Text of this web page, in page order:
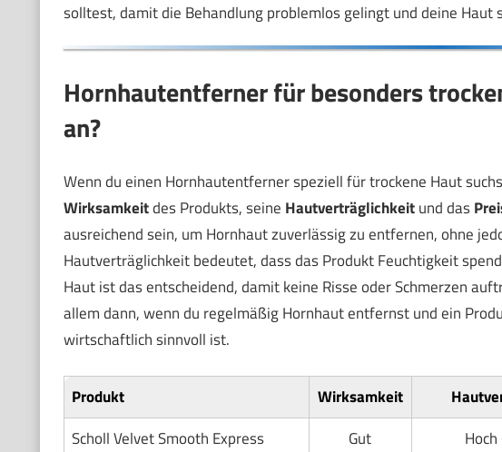
solltest, damit die Behandlung problemlos gelingt und deine Haut
Hornhautentferner für besonders
an?
Wenn du einen Hornhautentferner speziell für trockene Haut
Wirksamkeitdes Produkts, seine Hautverträglichkeitund das
ausreichend sein, um Hornhaut zuverlässig zu entfernen, ohne
Hautverträglichkeit bedeutet, dass das Produkt Feuchtigkeit
Haut ist das entscheidend, damit keine Risse oder Schmerzen
allem dann, wenn du regelmäßig Hornhaut entfernst und ein
wirtschaftlich sinnvoll ist.
Produkt Wirksamkeit
Scholl Velvet Smooth Express
Gut